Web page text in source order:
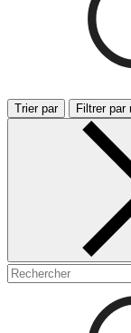
Trier par Filtrer par